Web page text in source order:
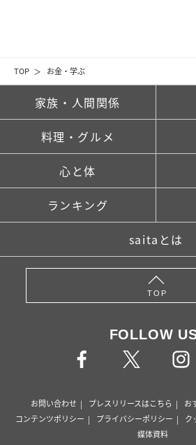
TOP お金・学ぶ
家族・人間関係
料理・グルメ
心と体
ランキング
saitaとは
TOP
FOLLOW
お問い合わせ プレスリリースはこちら お
コンテンツポリシー
プライバシーポリシー ク
媒体資料